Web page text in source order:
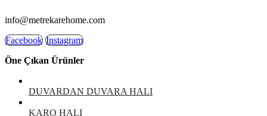
info@metrekarehome.com
Facebook Instagram
Öne Çıkan Ürünler
DUVARDAN DUVARA HALI
KARO HALI